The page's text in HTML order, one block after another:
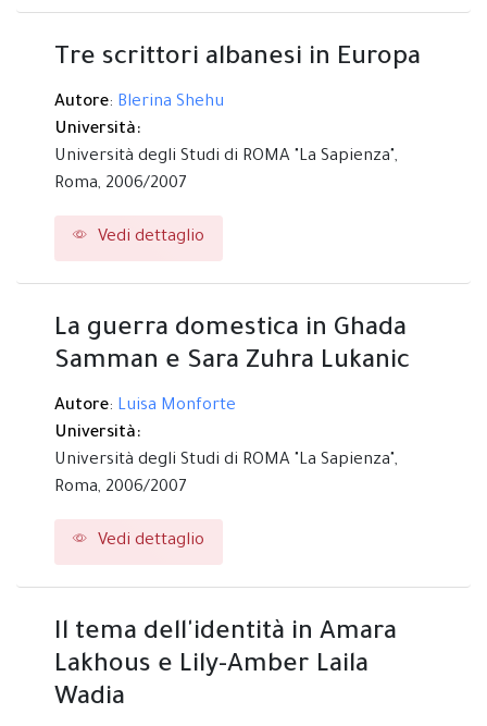
Tre scrittori albanesi in Europa
Autore: Blerina Shehu
Università:
Università degli Studi di ROMA "La Sapienza",
Roma, 2006/2007
Vedi dettaglio
La guerra domestica in Ghada
Samman e Sara Zuhra Lukanic
Autore: Luisa Monforte
Università:
Università degli Studi di ROMA "La Sapienza",
Roma, 2006/2007
Vedi dettaglio
Il tema dell'identità in Amara
Lakhous e Lily-Amber Laila
Wadia